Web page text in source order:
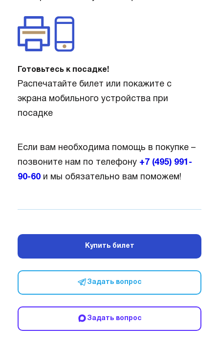
Готовьтесь к посадке!
Распечатайте билет или покажите с
экрана мобильного устройства при
посадке
Если вам необходима помощь в покупке –
позвоните нам по телефону +7 (495) 991-
90-60и мы обязательно вам поможем!
Купить билет
Задать вопрос
Задать вопрос